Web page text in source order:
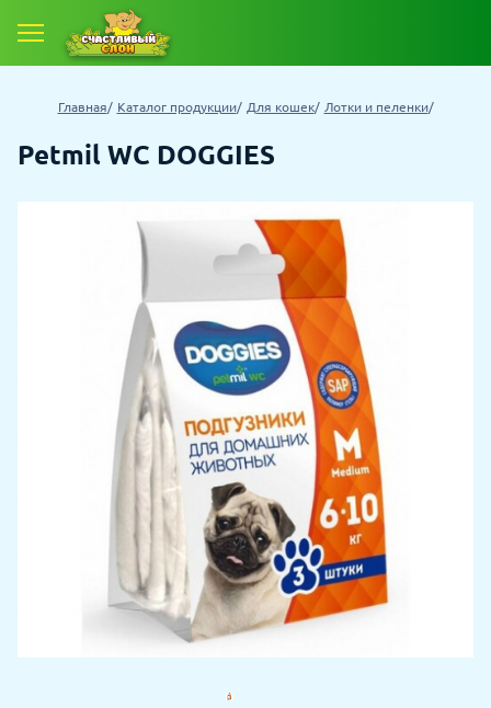
Главная Каталог продукции Для кошек Лотки и пеленки
Petmil WC DOGGIES